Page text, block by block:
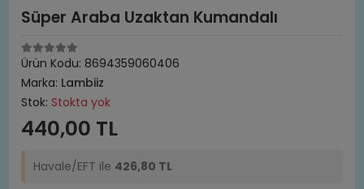
Süper Araba Uzaktan Kumandalı
Ürün Kodu: 8694359060406
Marka: Lambiiz
Stok: Stokta yok
440,00 TL
Havale/EFT ile 426,80 TL